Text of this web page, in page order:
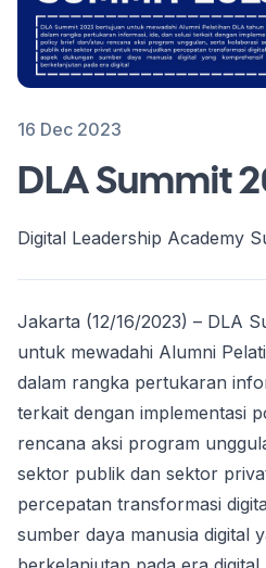
16 Dec 2023
DLA Summit
Digital Leadership Academy
Jakarta (12/16/2023) – DLA
untuk mewadahi Alumni
dalam rangka pertukaran
terkait dengan implementasi
rencana aksi program
sektor publik dan sektor
percepatan transformasi
sumber daya manusia digital